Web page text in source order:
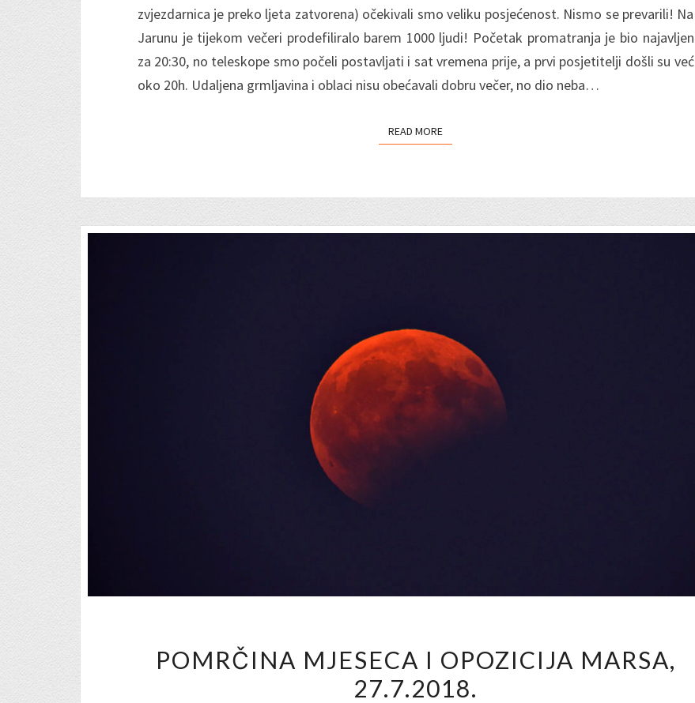
zvjezdarnica je preko ljeta zatvorena) očekivali smo veliku posjećenost. Nismo se prevarili! Na
Jarunu je tijekom večeri prodefiliralo barem 1000 ljudi! Početak promatranja je bio najavljen
za 20:30, no teleskope smo počeli postavljati i sat vremena prije, a prvi posjetitelji došli su već
oko 20h. Udaljena grmljavina i oblaci nisu obećavali dobru večer, no dio neba…
READ MOREREAD MORE
MJESECA
I
POMRČINA MJESECA I OPOZICIJA MARSA,
27.7.2018.